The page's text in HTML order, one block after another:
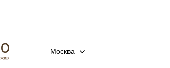
Москва